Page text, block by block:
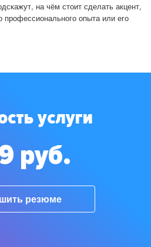
на чём стоит сделать акцент,
профессионального опыта или его
услуги
руб.
резюме